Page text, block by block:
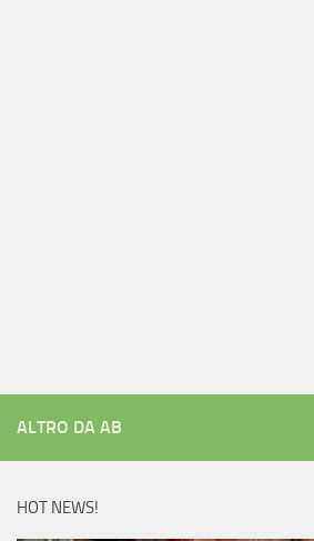
ALTRO DA AB
HOT NEWS!